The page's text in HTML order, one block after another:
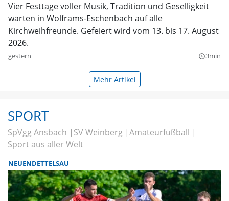
Vier Festtage voller Musik, Tradition und Geselligkeit
warten in Wolframs-Eschenbach auf alle
Kirchweihfreunde. Gefeiert wird vom 13. bis 17. August
2026.
gestern query_builder3min
Mehr Artikel
SPORT
SpVgg Ansbach SV Weinberg Amateurfußball
Sport aus aller Welt
NEUENDETTELSAU